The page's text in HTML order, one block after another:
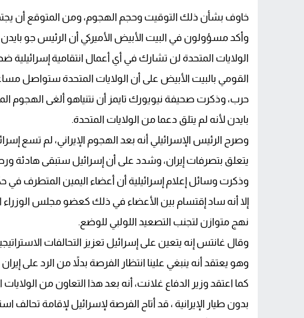
سلطات قيادة التامري تضع حداً لفوضى
انتقاء الجزيرة لمفرداتها تجاه المغرب يثير أكثر من
خاوف بشأن ذلك التوقيت وحجم الهجوم، ومن المتوقع أن
وأكد مسؤولون في البيت الأبيض الأميركي أن الرئيس جو بايدن
الولايات المتحدة لن تشارك في أي أعمال انتقامية
القومي بالبيت الأبيض على أن الولايات المتحدة ستواصل
حرب، وذكرت صحيفة نيويورك تايمز أن نتنياهو ألغى الهجوم
بايدن لأنه لم يتلق دعما من الولايات المتحدة.
وصرح الرئيس الإسرائيلي أنه بعد الهجوم الإيراني، لم تسع
يتعلق بتصرفات إيران، وشدد على أن إسرائيل ستبقى
وذكرت وسائل إعلام إسرائيلية أن أعضاء اليمين المتطرف في
إلا أنه ساد إقتسام بين الأعضاء في ذلك كعضو مجلس الوزراء
نهج متوازن لتجنب التصعيد اللولبي للوضع.
وقال غانتس إنه يتعين على إسرائيل تعزيز التحالفات
وهو يعتقد أنه ينبغي علينا انتظار الفرصة بدلاً من الرد على
كما اعتقد وزير الدفاع غلانت، أنه بعد هذا التعاون من
بدون طيار الإيرانية ، قد أتاح الفرصة لإسرائيل لإقامة تحالف